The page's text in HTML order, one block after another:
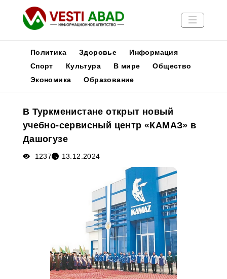
Новости
Медиа
Афиша
Политика Здоровье
Информация
Спорт
Культура В мире
Общество
Экономика
Образование
В Туркменистане открыт новый
учебно-сервисный центр «КАМАЗ» в
Дашогузе
1237 13.12.2024